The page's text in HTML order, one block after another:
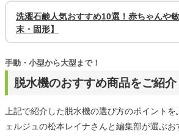
洗濯石鹸人気おすすめ10選！赤ちゃんや
末・固形】
脱水機のおすすめ商品をご紹介
手動・小型から大型まで！
上記で紹介した脱水機の選び方のポイント
ェルジュの松本レイナさんと編集部が選ぶ